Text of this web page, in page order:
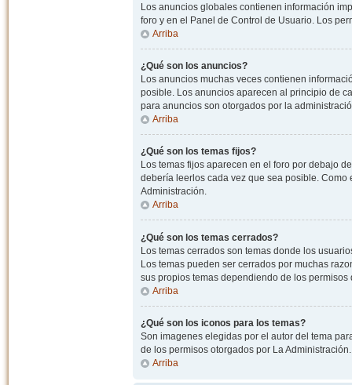
Los anuncios globales contienen información
foro y en el Panel de Control de Usuario. Los
Arriba
¿Qué son los anuncios?
Los anuncios muchas veces contienen
posible. Los anuncios aparecen al principio de
para anuncios son otorgados por la
Arriba
¿Qué son los temas fijos?
Los temas fijos aparecen en el foro por debajo
debería leerlos cada vez que sea posible.
Administración.
Arriba
¿Qué son los temas cerrados?
Los temas cerrados son temas donde los
Los temas pueden ser cerrados por muchas
sus propios temas dependiendo de los
Arriba
¿Qué son los iconos para los temas?
Son imagenes elegidas por el autor del tema
de los permisos otorgados por La Administración.
Arriba